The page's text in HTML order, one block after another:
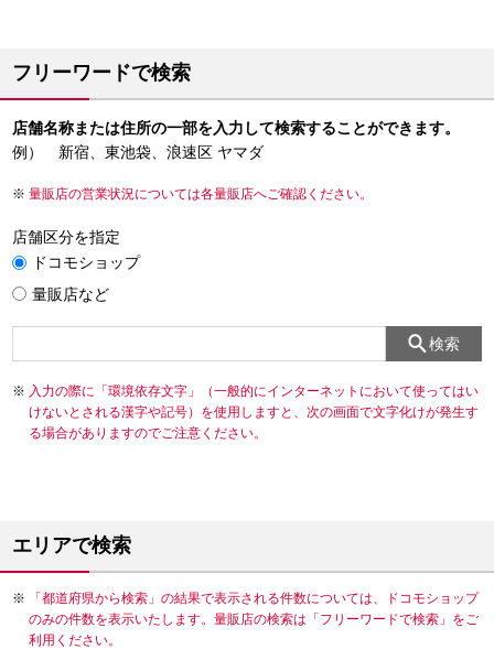
フリーワードで検索
店舗名称または住所の一部を入力して検索することができます。
例） 新宿、東池袋、浪速区 ヤマダ
量販店の営業状況については各量販店へご確認ください。
店舗区分を指定
ドコモショップ
量販店など
検索
入力の際に「環境依存文字」（一般的にインターネットにおいて使ってはい
けないとされる漢字や記号）を使用しますと、次の画面で文字化けが発生す
る場合がありますのでご注意ください。
エリアで検索
「都道府県から検索」の結果で表示される件数については、ドコモショップ
のみの件数を表示いたします。量販店の検索は「フリーワードで検索」をご
利用ください。